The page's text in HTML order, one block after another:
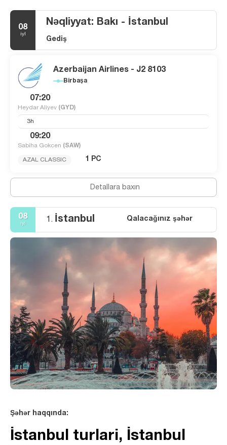
08
iyl
Nəqliyyat: Bakı - İstanbul
Gediş
Azerbaijan Airlines - J2 8103
Birbaşa
07:20
Heydar Aliyev (GYD)
3h
09:20
Sabiha Gokcen (SAW)
AZAL CLASSIC 1 PC
Detallara baxın
08
iyl 1. İstanbul Qalacağınız şəhər
Şəhər haqqında:
İstanbul turlari, İstanbul